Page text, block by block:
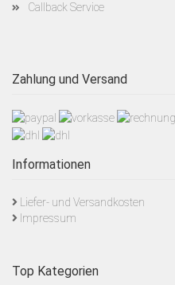
Callback Service
Zahlung und Versand
Informationen
Liefer- und Versandkosten
Impressum
Top Kategorien